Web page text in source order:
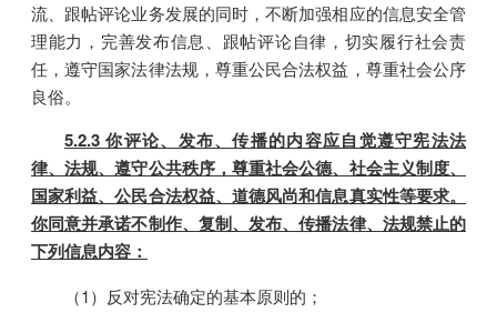
流、跟帖评论业务发展的同时，不断加强相应的信息安全管
理能力，完善发布信息、跟帖评论自律，切实履行社会责
任，遵守国家法律法规，尊重公民合法权益，尊重社会公序
良俗。
5.2.3 你评论、发布、传播的内容应自觉遵守宪法法
律、法规、遵守公共秩序，尊重社会公德、社会主义制度、
国家利益、公民合法权益、道德风尚和信息真实性等要求。
你同意并承诺不制作、复制、发布、传播法律、法规禁止的
下列信息内容：
（1）反对宪法确定的基本原则的；